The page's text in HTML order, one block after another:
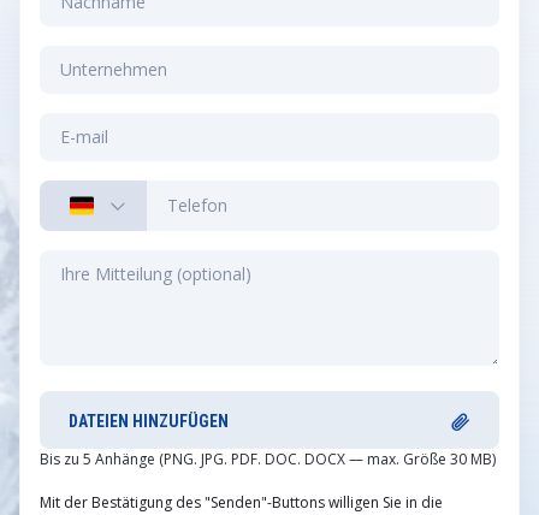
DATEIEN HINZUFÜGEN
Bis zu 5 Anhänge (PNG. JPG. PDF. DOC. DOCX — max. Größe 30 MB)
Mit der Bestätigung des "Senden"-Buttons willigen Sie in die